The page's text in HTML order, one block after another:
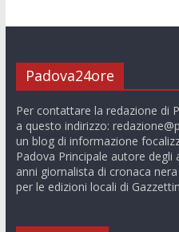
Padova24ore
Per contattare la redazione di
a questo indirizzo:
un blog di informazione
Padova Principale autore
anni giornalista di cronaca
per le edizioni locali di